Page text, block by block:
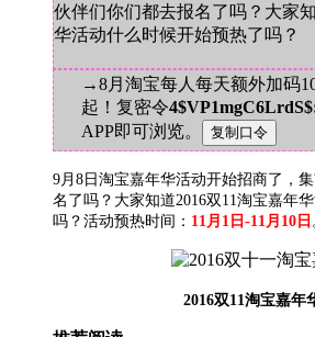
伙伴们你们都去报名了吗？大家
华活动什么时候开始预热了吗？
→8月淘宝每人每天额外加码
起！复密令
APP即可浏览。
9月8日淘宝嘉年华活动开始招商了，
名了吗？大家知道2016双11淘宝嘉年
吗？活动预热时间： 11月1日-11月10日
2016双11淘宝嘉年